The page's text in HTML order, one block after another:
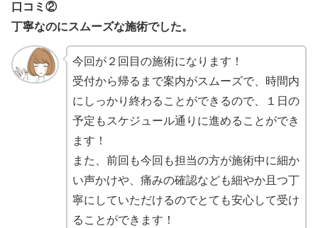
口コミ②
丁寧なのにスムーズな施術でした。
今回が２回目の施術になります！
受付から帰るまで案内がスムーズで、時間内
にしっかり終わることができるので、１日の
予定もスケジュール通りに進めることができ
ます！
また、前回も今回も担当の方が施術中に細か
い声かけや、痛みの確認なども細やか且つ丁
寧にしていただけるのでとても安心して受け
ることができます！